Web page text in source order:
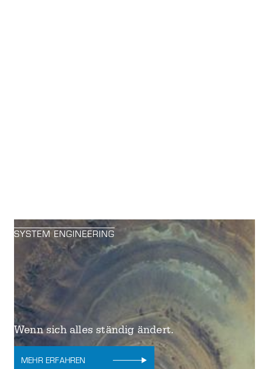
SYSTEM ENGINEERING
Wenn sich alles ständig ändert.
MEHR ERFAHREN